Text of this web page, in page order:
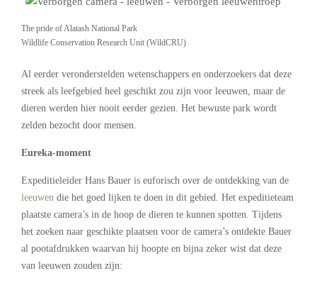
The pride of Alatash National Park
Wildlife Conservation Research Unit (WildCRU)
Al eerder veronderstelden wetenschappers en onderzoekers dat deze
streek als leefgebied heel geschikt zou zijn voor leeuwen, maar de
dieren werden hier nooit eerder gezien. Het bewuste park wordt
zelden bezocht door mensen.
Eureka-moment
Expeditieleider Hans Bauer is euforisch over de ontdekking van de
leeuwen die het goed lijken te doen in dit gebied. Het expeditieteam
plaatste camera’s in de hoop de dieren te kunnen spotten. Tijdens
het zoeken naar geschikte plaatsen voor de camera’s ontdekte Bauer
al pootafdrukken waarvan hij hoopte en bijna zeker wist dat deze
van leeuwen zouden zijn: